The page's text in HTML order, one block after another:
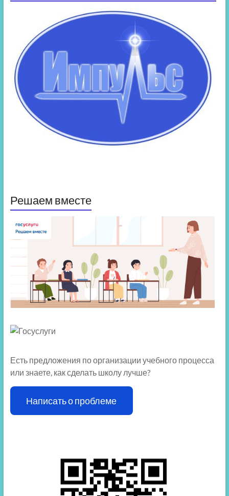
Решаем вместе
Есть предложения по организации учебного процесса
или знаете, как сделать школу лучше?
Написать о проблеме